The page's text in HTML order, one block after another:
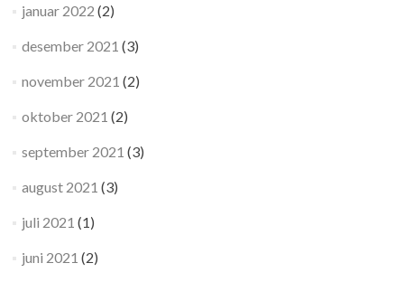
januar 2022 (2)
desember 2021 (3)
november 2021 (2)
oktober 2021 (2)
september 2021 (3)
august 2021 (3)
juli 2021 (1)
juni 2021 (2)